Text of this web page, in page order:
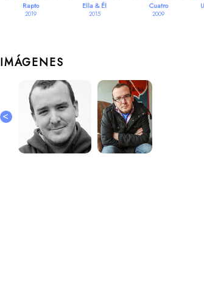
Rapto
2019
Ella & Él
2015
Cuatro
2009
IMÁGENES
<